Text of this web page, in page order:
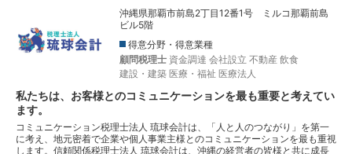
沖縄県那覇市前島2丁目12番1号 ミルコ那覇前島
ビル5階
得意分野・得意業種
顧問税理士 資金調達 会社設立 不動産 飲食
建設・建築 医療・福祉 医療法人
私たちは、お客様とのコミュニケーションを最も重要と考えてい
ます。
コミュニケーション税理士法人 琉球会計は、「人と人のつながり」を第一
に考え、地元密着で企業や個人事業主様とのコミュニケーションを最も重視
します。信頼関係税理士法人 琉球会計は、沖縄の経営者の皆様と共に成長